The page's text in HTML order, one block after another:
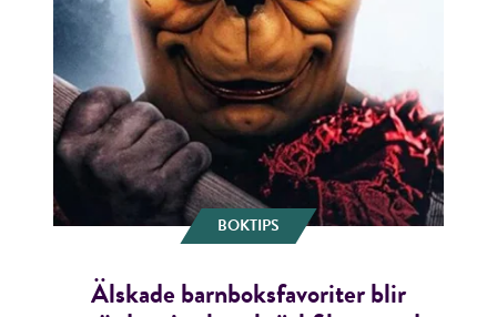
BOKTIPS
Älskade barnboksfavoriter blir